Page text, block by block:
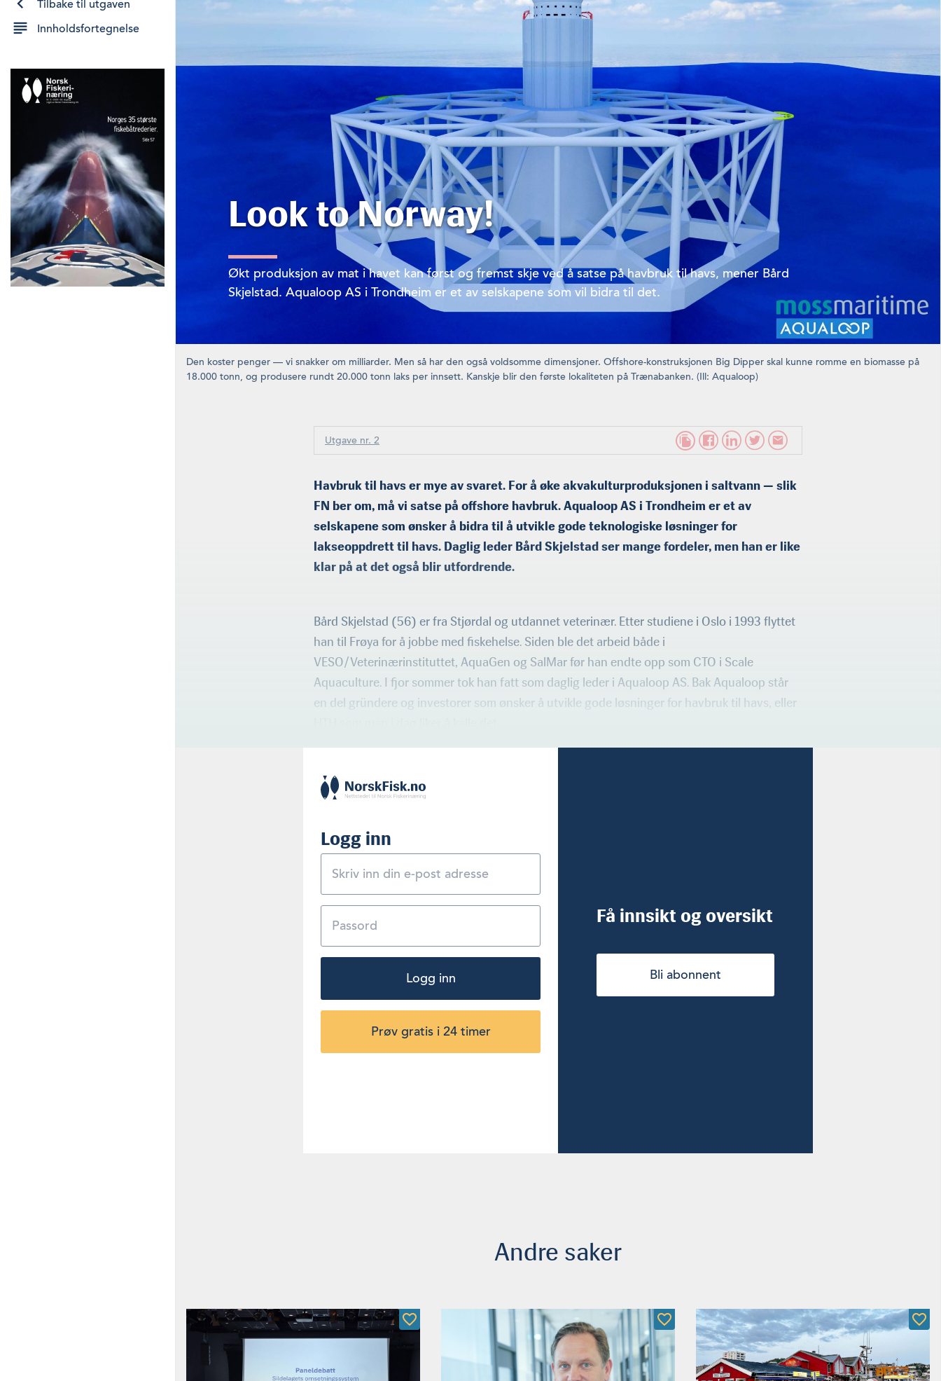
Tilbake til utgaven
Innholdsfortegnelse
Look to Norway!
Økt produksjon av mat i havet kan først og fremst skje ved å satse på havbruk til havs, mener Bård
Skjelstad. Aqualoop AS i Trondheim er et av selskapene som vil bidra til det.
Den koster penger — vi snakker om milliarder. Men så har den også voldsomme dimensjoner. Offshore-konstruksjonen Big Dipper skal kunne romme en biomasse på
18.000 tonn, og produsere rundt 20.000 tonn laks per innsett. Kanskje blir den første lokaliteten på Trænabanken. (Ill: Aqualoop)
Utgave nr. 2
Havbruk til havs er mye av svaret. For å øke akvakulturproduksjonen i saltvann — slik
FN ber om, må vi satse på offshore havbruk. Aqualoop AS i Trondheim er et av
selskapene som ønsker å bidra til å utvikle gode teknologiske løsninger for
lakseoppdrett til havs. Daglig leder Bård Skjelstad ser mange fordeler, men han er like
klar på at det også blir utfordrende.
Bård Skjelstad (56) er fra Stjørdal og utdannet veterinær. Etter studiene i Oslo i 1993 flyttet
han til Frøya for å jobbe med fiskehelse. Siden ble det arbeid både i
VESO/Veterinærinstituttet, AquaGen og SalMar før han endte opp som CTO i Scale
Aquaculture. I fjor sommer tok han fatt som daglig leder i Aqualoop AS. Bak Aqualoop står
en del gründere og investorer som ønsker å utvikle gode løsninger for havbruk til havs, eller
Logg inn
Logg inn
Prøv gratis i 24 timer
Få innsikt og oversikt
Bli abonnent
Andre saker